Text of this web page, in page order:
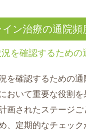
イン治療の通院頻
を確認するための
を確認するための
おいて重要な役割を
画されたステージご
、定期的なチェック